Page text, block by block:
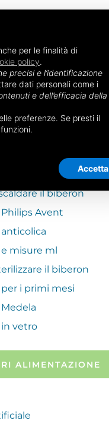
per le finalità di
policy.
precisi e l’identificazione
dati personali come i
e dell’efficacia della
preferenze. Se presti il
Accetta
INTERESSARTI
il biberon
Avent
misure ml
il biberon
i primi mesi
vetro
ALIMENTAZIONE